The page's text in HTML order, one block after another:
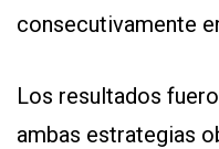
consecutivamente
Los resultados
ambas estrategias